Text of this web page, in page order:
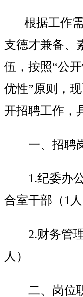
根据工作
支德才兼备、
伍，按照“公
优性”原则，
开招聘工作，
一、招聘
1.纪委办
合室干部（1人
2.财务管
人）
二、岗位